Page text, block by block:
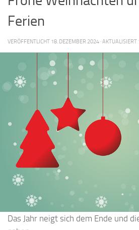
Ferien
VERÖFFENTLICHT 18. DEZEMBER 2024 · AKTUALISIERT
Das Jahr neigt sich dem Ende und